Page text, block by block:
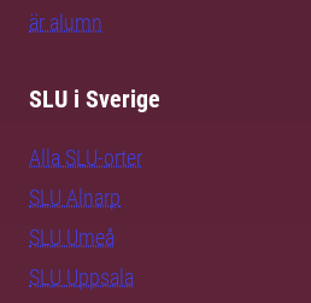
är alumn
SLU i Sverige
Alla SLU-orter
SLU Alnarp
SLU Umeå
SLU Uppsala